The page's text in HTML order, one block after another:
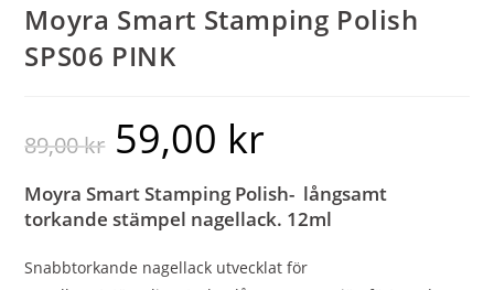
Moyra Smart Stamping Polish
SPS06 PINK
89,00kr 59,00 kr
Moyra Smart Stamping Polish- långsamt
torkande stämpel nagellack. 12ml
Snabbtorkande nagellack utvecklat för